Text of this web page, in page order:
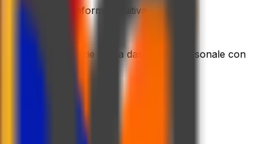
la nostra piattaforma intuitiva
unico posto grazie a una dashboard personale con